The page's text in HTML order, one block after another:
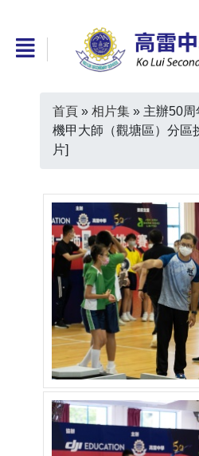
首頁 » 相片集 » 主辦50
機甲大師（觀塘區）分區
片]